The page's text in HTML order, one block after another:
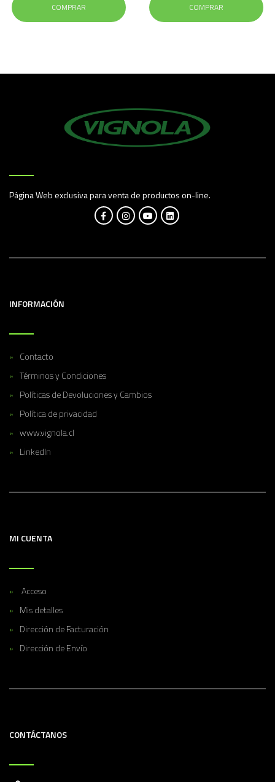
COMPRAR COMPRAR
Página Web exclusiva para venta de productos on-line.
INFORMACIÓN
Contacto
Términos y Condiciones
Políticas de Devoluciones y Cambios
Política de privacidad
www.vignola.cl
LinkedIn
MI CUENTA
Acceso
Mis detalles
Dirección de Facturación
Dirección de Envío
CONTÁCTANOS